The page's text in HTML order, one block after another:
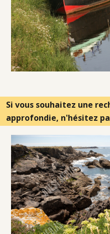
Si vous souhaitez une
approfondie, n'hésitez